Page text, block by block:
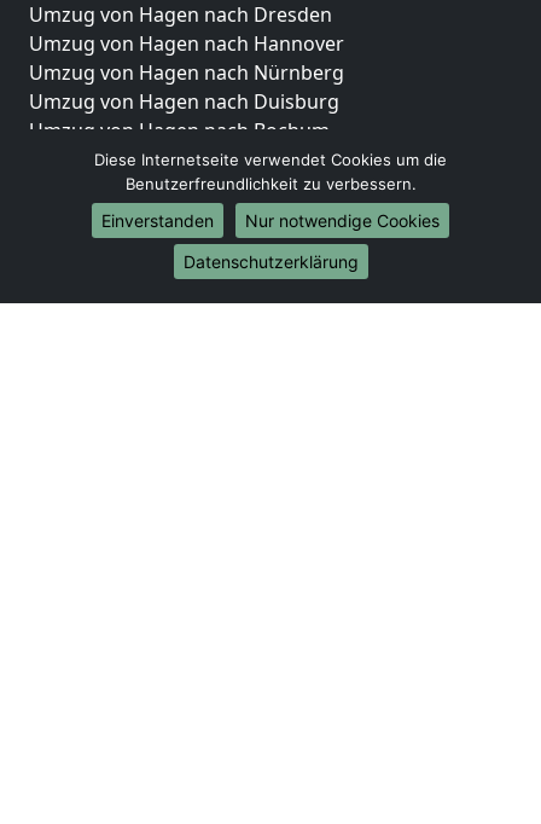
Umzug von Hagen nach Dresden
Umzug von Hagen nach Hannover
Umzug von Hagen nach Nürnberg
Umzug von Hagen nach Duisburg
Umzug von Hagen nach Bochum
Umzug von Hagen nach Wuppertal
Umzug von Hagen nach Bielefeld
Umzug von Hagen nach Bonn
Umzug von Hagen nach Münster
Diese Internetseite verwendet Cookies um die
Benutzerfreundlichkeit zu verbessern.
Einverstanden
Nur notwendige Cookies
Datenschutzerklärung